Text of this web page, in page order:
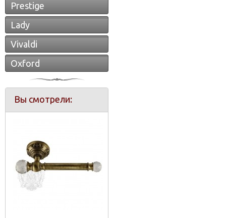
Prestige
Lady
Vivaldi
Oxford
Вы смотрели: